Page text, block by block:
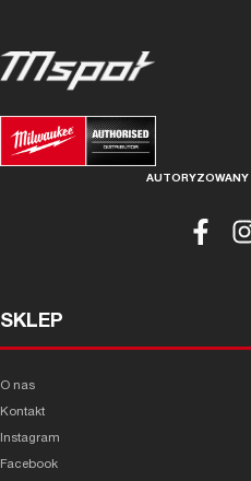
SKLEP
O nas
Kontakt
Instagram
Facebook